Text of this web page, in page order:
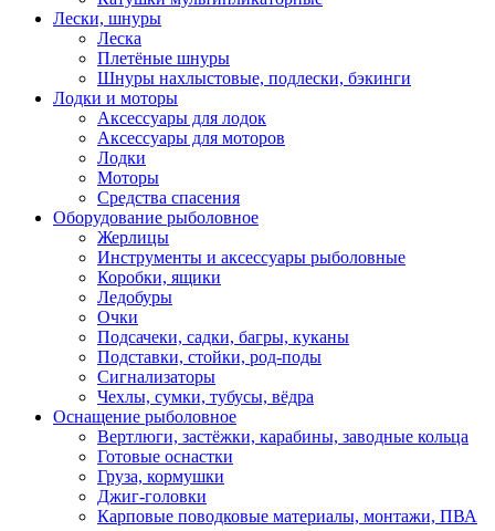
Лески, шнуры
Леска
Плетёные шнуры
Шнуры нахлыстовые, подлески, бэкинги
Лодки и моторы
Аксессуары для лодок
Аксессуары для моторов
Лодки
Моторы
Средства спасения
Оборудование рыболовное
Жерлицы
Инструменты и аксессуары рыболовные
Коробки, ящики
Ледобуры
Очки
Подсачеки, садки, багры, куканы
Подставки, стойки, род-поды
Сигнализаторы
Чехлы, сумки, тубусы, вёдра
Оснащение рыболовное
Вертлюги, застёжки, карабины, заводные кольца
Готовые оснастки
Груза, кормушки
Джиг-головки
Карповые поводковые материалы, монтажи, ПВА